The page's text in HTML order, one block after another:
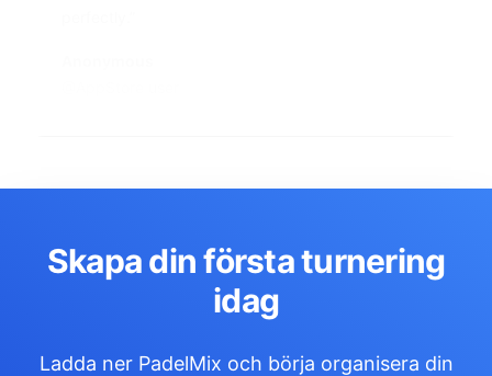
Skapa din första turnering
idag
Ladda ner PadelMix och börja organisera din